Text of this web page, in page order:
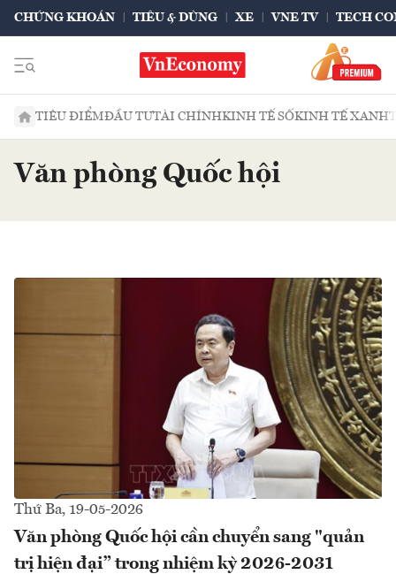
CHỨNG KHOÁN TIÊU & DÙNG XE VNE TV TECH
TIÊU ĐIỂMĐẦU TƯTÀI CHÍNHKINH TẾ SỐKINH TẾ XANH
Văn phòng Quốc hội
Thứ Ba, 19-05-2026
Văn phòng Quốc hội cần chuyển sang "quản
trị hiện đại” trong nhiệm kỳ 2026-2031